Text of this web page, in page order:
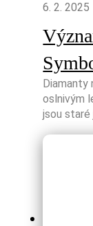
6. 2. 2025
Diamanty
oslnivým
jsou staré